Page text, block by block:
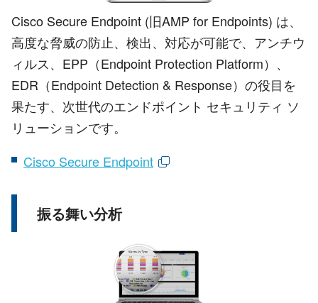
Cisco Secure Endpoint (旧AMP for Endpoints) は、
高度な脅威の防止、検出、対応が可能で、アンチウ
ィルス、EPP（Endpoint Protection Platform）、
EDR（Endpoint Detection & Response）の役目を
果たす、次世代のエンドポイント セキュリティ ソ
リューションです。
Cisco Secure Endpoint
振る舞い分析